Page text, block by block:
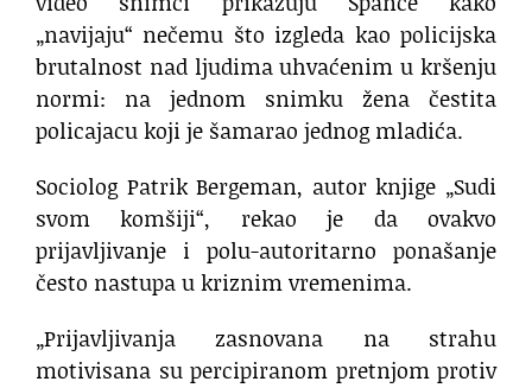
„navijaju“ nečemu što izgleda kao policijska
brutalnost nad ljudima uhvaćenim u kršenju
normi: na jednom snimku žena čestita
policajacu koji je šamarao jednog mladića.
Sociolog Patrik Bergeman, autor knjige „Sudi
svom komšiji“, rekao je da ovakvo
prijavljivanje i polu-autoritarno ponašanje
često nastupa u kriznim vremenima.
„Prijavljivanja zasnovana na strahu
motivisana su percipiranom pretnjom protiv